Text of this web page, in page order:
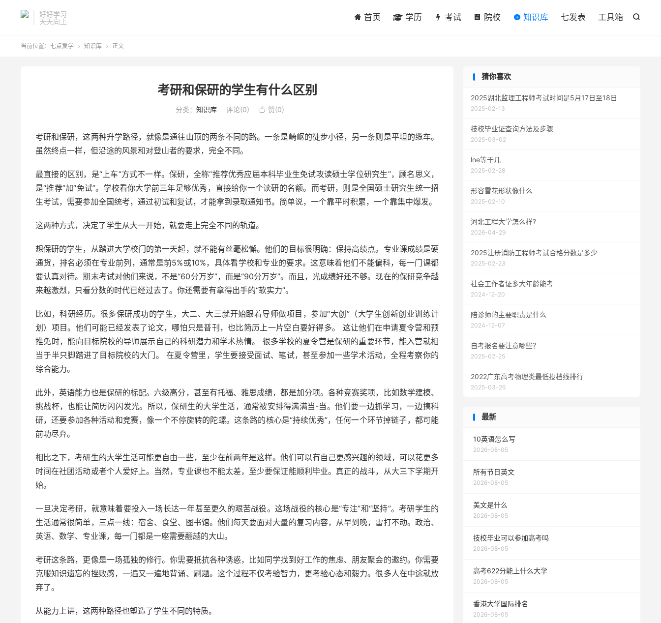
好好学习
天天向上

首页 学历 考试 院校 知识库 七发表 工具箱
当前位置： 七点爱学  知识库  正文
考研和保研的学生有什么区别
分类： 知识库 评论(0)  赞(0)
考研和保研，这两种升学路径，就像是通往山顶的两条不同的路。一条是崎岖的徒步小径，另一条则是平坦的缆车。
虽然终点一样，但沿途的风景和对登山者的要求，完全不同。
最直接的区别，是“上车”方式不一样。保研，全称“推荐优秀应届本科毕业生免试攻读硕士学位研究生”，顾名思义，
是“推荐”加“免试”。学校看你大学前三年足够优秀，直接给你一个读研的名额。而考研，则是全国硕士研究生统一招
生考试，需要参加全国统考，通过初试和复试，才能拿到录取通知书。简单说，一个靠平时积累，一个靠集中爆发。
这两种方式，决定了学生从大一开始，就要走上完全不同的轨道。
想保研的学生，从踏进大学校门的第一天起，就不能有丝毫松懈。他们的目标很明确：保持高绩点。专业课成绩是硬
通货，排名必须在专业前列，通常是前5%或10%，具体看学校和专业的要求。这意味着他们不能偏科，每一门课都
要认真对待。期末考试对他们来说，不是“60分万岁”，而是“90分万岁”。而且，光成绩好还不够。现在的保研竞争越
来越激烈，只看分数的时代已经过去了。你还需要有拿得出手的“软实力”。
比如，科研经历。很多保研成功的学生，大二、大三就开始跟着导师做项目，参加“大创”（大学生创新创业训练计
划）项目。他们可能已经发表了论文，哪怕只是普刊，也比简历上一片空白要好得多。 这让他们在申请夏令营和预
推免时，能向目标院校的导师展示自己的科研潜力和学术热情。 很多学校的夏令营是保研的重要环节，能入营就相
当于半只脚踏进了目标院校的大门。 在夏令营里，学生要接受面试、笔试，甚至参加一些学术活动，全程考察你的
综合能力。
此外，英语能力也是保研的标配。六级高分，甚至有托福、雅思成绩，都是加分项。各种竞赛奖项，比如数学建模、
挑战杯，也能让简历闪闪发光。所以，保研生的大学生活，通常被安排得满满当-当。他们要一边抓学习，一边搞科
研，还要参加各种活动和竞赛，像一个不停旋转的陀螺。这条路的核心是“持续优秀”，任何一个环节掉链子，都可能
前功尽弃。
相比之下，考研生的大学生活可能更自由一些，至少在前两年是这样。他们可以有自己更感兴趣的领域，可以花更多
时间在社团活动或者个人爱好上。当然，专业课也不能太差，至少要保证能顺利毕业。真正的战斗，从大三下学期开
始。
一旦决定考研，就意味着要投入一场长达一年甚至更久的艰苦战役。这场战役的核心是“专注”和“坚持”。考研学生的
生活通常很简单，三点一线：宿舍、食堂、图书馆。他们每天要面对大量的复习内容，从早到晚，雷打不动。政治、
英语、数学、专业课，每一门都是一座需要翻越的大山。
考研这条路，更像是一场孤独的修行。你需要抵抗各种诱惑，比如同学找到好工作的焦虑、朋友聚会的邀约。你需要
克服知识遗忘的挫败感，一遍又一遍地背诵、刷题。这个过程不仅考验智力，更考验心态和毅力。很多人在中途就放
弃了。
从能力上讲，这两种路径也塑造了学生不同的特质。
猜你喜欢
2025湖北监理工程师考试时间是5月17日至18日
2025-02-13
技校毕业证查询方法及步骤
2025-03-02
lne等于几
2025-02-28
形容雪花形状像什么
2025-02-10
河北工程大学怎么样?
2026-04-29
2025注册消防工程师考试合格分数是多少
2025-02-23
社会工作者证多大年龄能考
2024-12-20
陪诊师的主要职责是什么
2024-12-07
自考报名要注意哪些？
2025-02-25
2022广东高考物理类最低投档线排行
2025-03-26
最新
10英语怎么写
2026-08-05
所有节日英文
2026-08-05
美文是什么
2026-08-05
技校毕业可以参加高考吗
2026-08-05
高考622分能上什么大学
2026-08-05
香港大学国际排名
2026-08-05